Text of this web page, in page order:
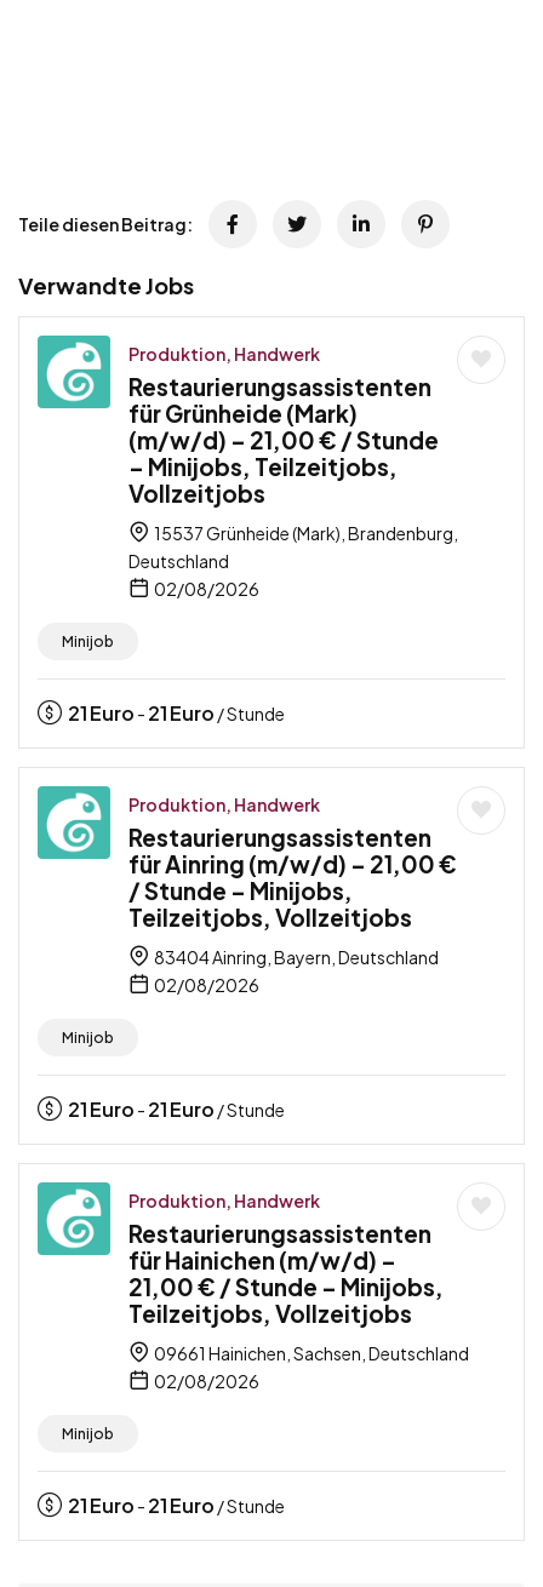
Teile diesen Beitrag:
Verwandte Jobs
Produktion, Handwerk
Restaurierungsassistenten
für Grünheide (Mark)
(m/w/d) – 21,00 € / Stunde
– Minijobs, Teilzeitjobs,
Vollzeitjobs
15537 Grünheide (Mark), Brandenburg,
Deutschland
02/08/2026
Minijob
21Euro - 21Euro / Stunde
Produktion, Handwerk
Restaurierungsassistenten
für Ainring (m/w/d) – 21,00 €
/ Stunde – Minijobs,
Teilzeitjobs, Vollzeitjobs
83404 Ainring, Bayern, Deutschland
02/08/2026
Minijob
21Euro - 21Euro / Stunde
Produktion, Handwerk
Restaurierungsassistenten
für Hainichen (m/w/d) –
21,00 € / Stunde – Minijobs,
Teilzeitjobs, Vollzeitjobs
09661 Hainichen, Sachsen, Deutschland
02/08/2026
Minijob
21Euro - 21Euro / Stunde